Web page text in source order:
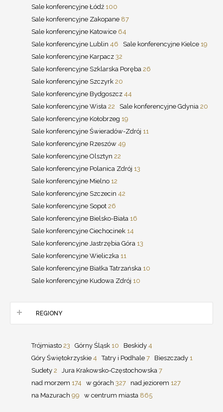
Sale konferencyjne Łódź 100
Sale konferencyjne Zakopane 87
Sale konferencyjne Katowice 64
Sale konferencyjne Lublin 46 Sale konferencyjne Kielce 19
Sale konferencyjne Karpacz 32
Sale konferencyjne Szklarska Poręba 26
Sale konferencyjne Szczyrk 20
Sale konferencyjne Bydgoszcz 44
Sale konferencyjne Wisła 22 Sale konferencyjne Gdynia 20
Sale konferencyjne Kołobrzeg 19
Sale konferencyjne Świeradów-Zdrój 11
Sale konferencyjne Rzeszów 49
Sale konferencyjne Olsztyn 22
Sale konferencyjne Polanica Zdrój 13
Sale konferencyjne Mielno 12
Sale konferencyjne Szczecin 42
Sale konferencyjne Sopot 26
Sale konferencyjne Bielsko-Biała 16
Sale konferencyjne Ciechocinek 14
Sale konferencyjne Jastrzębia Góra 13
Sale konferencyjne Wieliczka 11
Sale konferencyjne Białka Tatrzańska 10
Sale konferencyjne Kudowa Zdrój 10
REGIONY
Trójmiasto 23 Górny Śląsk 10 Beskidy 4
Góry Świętokrzyskie 4 Tatry i Podhale 7 Bieszczady 1
Sudety 2 Jura Krakowsko-Częstochowska 7
nad morzem 174 w górach 327 nad jeziorem 127
na Mazurach 99 w centrum miasta 865